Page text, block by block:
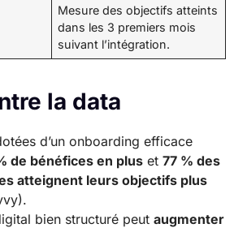
Mesure des objectifs atteints
dans les 3 premiers mois
suivant l’intégration.
la data
d’un onboarding efficace
de bénéfices en plus et 77 % des
atteignent leurs objectifs plus
bien structuré peut augmenter